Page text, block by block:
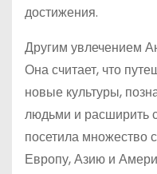
достижения.
Другим увлечением
Она считает, что
новые культуры,
людьми и расширить
посетила множество
Европу, Азию и